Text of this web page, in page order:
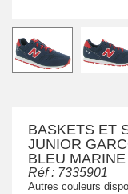
BASKETS ET
JUNIOR
BLEU
Réf : 7335901
Autres couleurs